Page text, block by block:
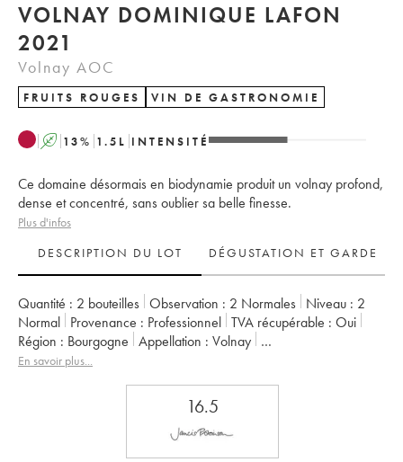
VOLNAY DOMINIQUE LAFON
2021
Volnay AOC
FRUITS ROUGES VIN DE GASTRONOMIE
A 13% 1.5 L INTENSITÉ
Ce domaine désormais en biodynamie produit un volnay profond,
dense et concentré, sans oublier sa belle finesse.
Plus d'infos
DESCRIPTION DU LOT
DÉGUSTATION ET GARDE
Quantité : 2 bouteilles Observation : 2 Normales Niveau : 2
Normal
Provenance : professionnel TVA récupérable :
oui
Région :
Bourgogne Appellation :
Volnay
Propriétaire :
En savoir plus...
16.5